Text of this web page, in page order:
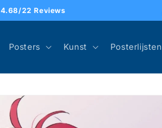
4.68/22 Reviews
Posters Kunst Posterlijsten